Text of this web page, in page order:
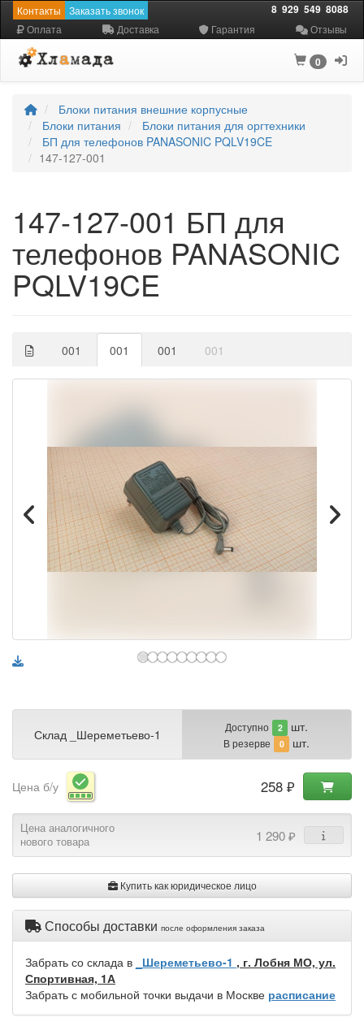
Контакты Заказать звонок 8 929 549 8088
Оплата Доставка Гарантия Отзывы
0
Блоки питания внешние корпусные
Блоки питания
Блоки питания для оргтехники
БП для телефонов PANASONIC PQLV19CE
147-127-001
147-127-001 БП для
телефонов PANASONIC
PQLV19CE
001 001 001 001
Склад _Шереметьево-1 Доступно 2 шт.
В резерве 0 шт.
Цена б/у 258 ₽
Цена аналогичного
нового товара
1 290 ₽
Купить как юридическое лицо
Способы доставки после оформления заказа
Забрать со склада в _Шереметьево-1 , г. Лобня МО, ул.
Спортивная, 1А
Забрать с мобильной точки выдачи в Москве расписание